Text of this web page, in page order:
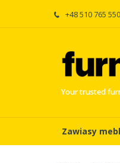
+48 510 765 550
Your trusted
Zawiasy